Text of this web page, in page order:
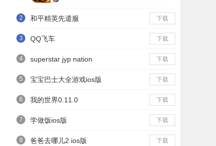
2 和平精英先遣服 下载
3 QQ飞车 下载
4 superstar jyp nation 下载
5 宝宝巴士大全游戏ios版 下载
6 我的世界0.11.0 下载
7 学做饭ios版 下载
8 爸爸去哪儿2 ios版 下载